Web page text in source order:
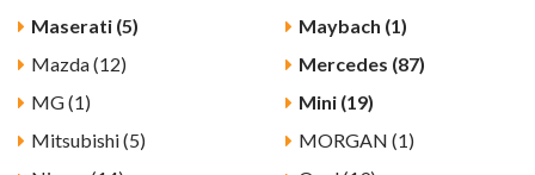
Maserati (5)
Maybach (1)
Mazda (12)
Mercedes (87)
MG (1)
Mini (19)
Mitsubishi (5)
MORGAN (1)